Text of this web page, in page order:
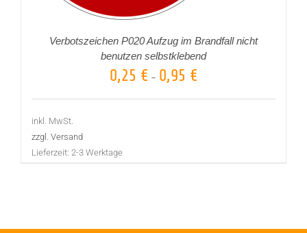
Verbotszeichen P020 Aufzug im Brandfall nicht
benutzen selbstklebend
0,25 € – 0,95 €
inkl. MwSt.
zzgl. Versand
Lieferzeit: 2-3 Werktage